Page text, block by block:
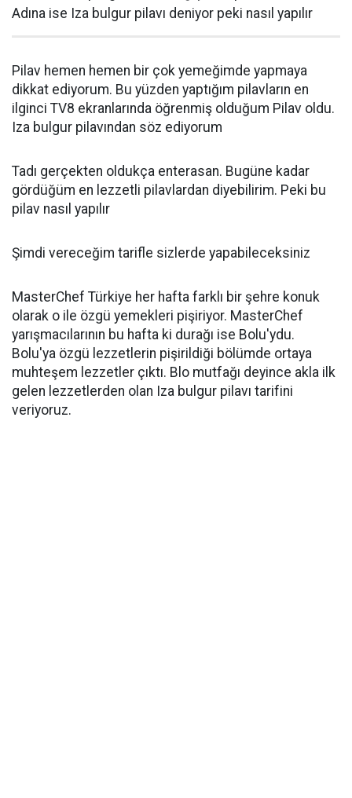
Adına ise Iza bulgur pilavı deniyor peki nasıl yapılır
Pilav hemen hemen bir çok yemeğimde yapmaya
dikkat ediyorum. Bu yüzden yaptığım pilavların en
ilginci TV8 ekranlarında öğrenmiş olduğum Pilav oldu.
Iza bulgur pilavından söz ediyorum
Tadı gerçekten oldukça enterasan. Bugüne kadar
gördüğüm en lezzetli pilavlardan diyebilirim. Peki bu
pilav nasıl yapılır
Şimdi vereceğim tarifle sizlerde yapabileceksiniz
MasterChef Türkiye her hafta farklı bir şehre konuk
olarak o ile özgü yemekleri pişiriyor. MasterChef
yarışmacılarının bu hafta ki durağı ise Bolu'ydu.
Bolu'ya özgü lezzetlerin pişirildiği bölümde ortaya
muhteşem lezzetler çıktı. Blo mutfağı deyince akla ilk
gelen lezzetlerden olan Iza bulgur pilavı tarifini
veriyoruz.